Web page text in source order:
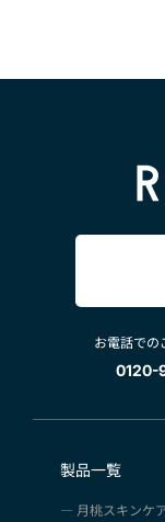
お電話での
0120-
製品一覧
月桃スキンケ